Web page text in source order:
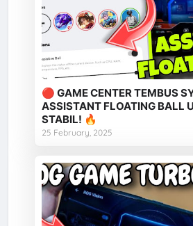
🔴 GAME CENTER TEMBUS
ASSISTANT FLOATING BALL
STABIL! 🔥
25 February, 2025